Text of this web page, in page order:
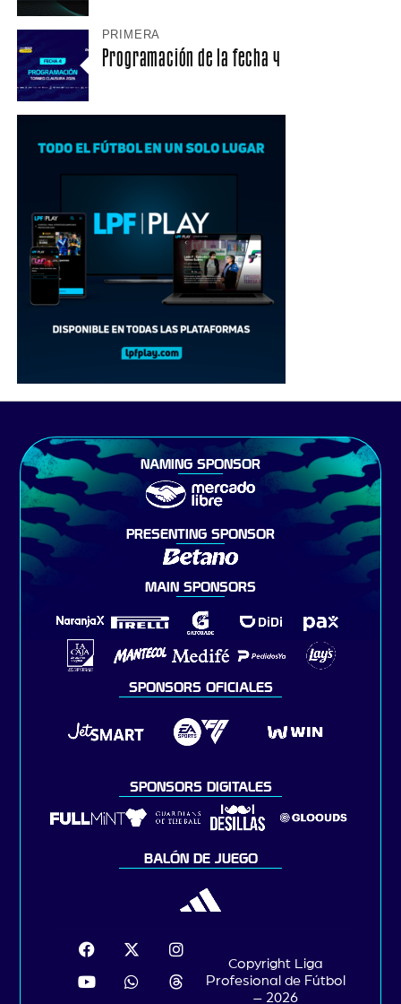
PRIMERA
Programación de la fecha 4
NAMING SPONSOR
PRESENTING SPONSOR
MAIN SPONSORS
SPONSORS OFICIALES
SPONSORS DIGITALES
BALÓN DE JUEGO
Copyright Liga
Profesional de Fútbol
– 2026